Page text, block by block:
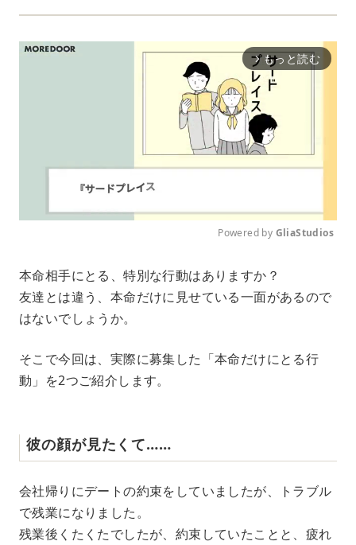
arrow_forward_ios もっと読む
t
Powered by GliaStudios
本命相手にとる、特別な行動はありますか？
友達とは違う、本命だけに見せている一面があるので
はないでしょうか。
そこで今回は、実際に募集した「本命だけにとる行
動」を2つご紹介します。
彼の顔が見たくて……
会社帰りにデートの約束をしていましたが、トラブル
で残業になりました。
残業後くたくたでしたが、約束していたことと、疲れ